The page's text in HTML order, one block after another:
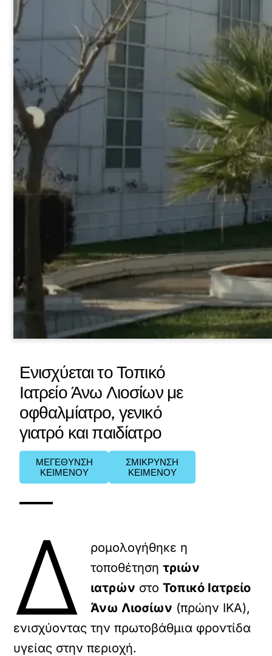
Ενισχύεται το Τοπικό
Ιατρείο Άνω Λιοσίων με
οφθαλμίατρο, γενικό
γιατρό και παιδίατρο
ΜΕΓΕΘΥΝΣΗ
ΚΕΙΜΕΝΟΥ
ΣΜΙΚΡΥΝΣΗ
ΚΕΙΜΕΝΟΥ
Δ
ρομολογήθηκε η
τοποθέτησητριών
ιατρών στοΤοπικό Ιατρείο
Άνω Λιοσίων (πρώην ΙΚΑ),
ενισχύοντας την πρωτοβάθμια φροντίδα
υγείας στην περιοχή.